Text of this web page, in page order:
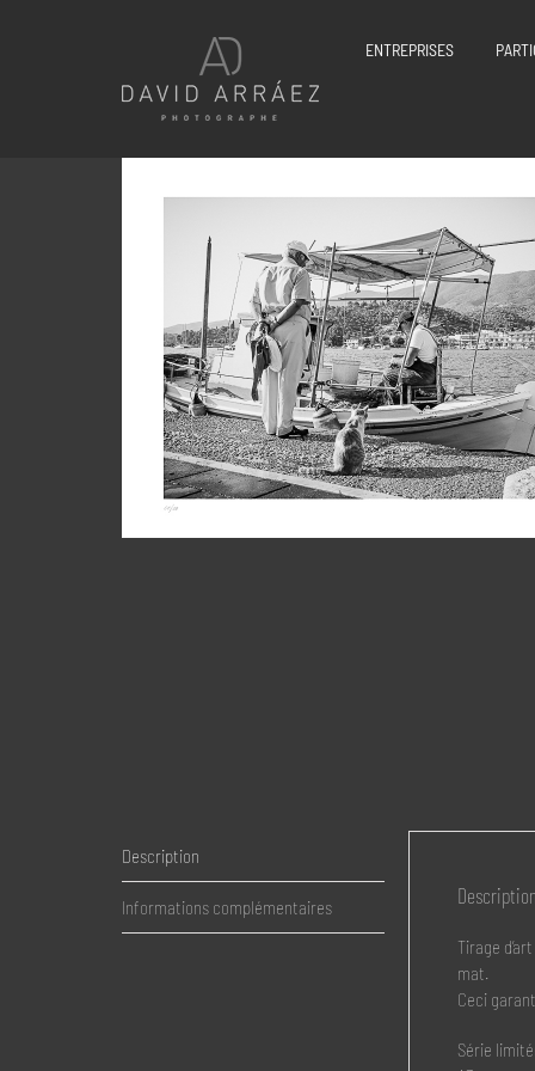
ENTREPRISES
Description
Informations complémentaires
Tirage
mat.
Ceci
Série